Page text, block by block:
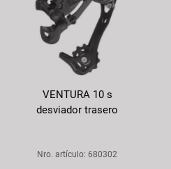
VENTURA 10 s
desviador trasero
Nro. artículo: 680302